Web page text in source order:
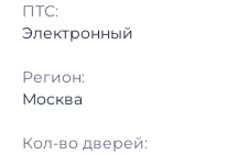
ПТС:
Электронный
Регион:
Москва
Кол-во дверей: